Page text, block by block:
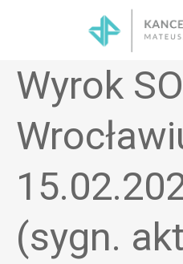
Wyrok
(sygn.